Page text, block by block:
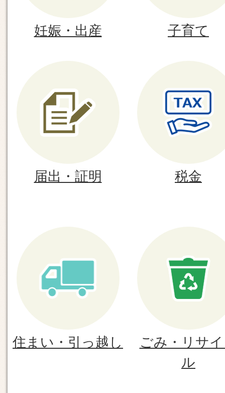
者を募集します（8月3日更新）
想いをあつめて、福津の未来を
2026年08月02日
2026年07月31日
事業者向けのお役立ち情報を更
福津市大規模公園の指定管理者
妊娠・出産 子育て
届出・証明 税金
住まい・引っ越し
ごみ・リサ
ル